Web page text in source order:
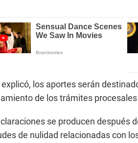
los aportes serán
de los trámites
se producen después
de nulidad relacionadas con